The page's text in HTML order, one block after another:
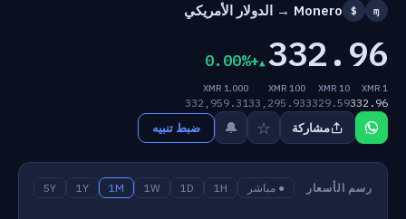
ɱ
$ Monero → الدولار الأمريكي
332.96
+0.00%
1 XMR
332.96
10 XMR
3329.59
100 XMR
33,295.93
1,000 XMR
332,959.31
مشاركة ☆
🔔 ضبط تنبيه
رسم الأسعار ● مباشر 1H
1D
1W
1M
1Y
5Y